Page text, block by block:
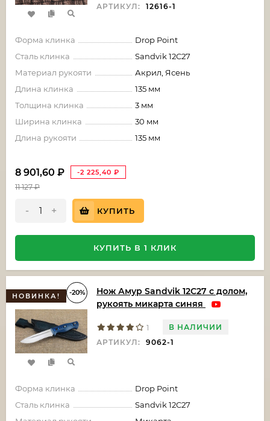
АРТИКУЛ:
12616-1
Форма клинка
Drop Point
Сталь клинка
Sandvik 12C27
Материал рукояти
Акрил, Ясень
Длина клинка
135 мм
Толщина клинка
3 мм
Ширина клинка
30 мм
Длина рукояти
135 мм
8 901,60 ₽ -2 225,40 ₽
11 127₽
- + КУПИТЬ
КУПИТЬ В 1 КЛИК
НОВИНКА! -20%
Нож Амур Sandvik 12C27 с долом,
рукоять микарта синяя
1
В НАЛИЧИИ
АРТИКУЛ:
9062-1
Форма клинка
Drop Point
Сталь клинка
Sandvik 12C27